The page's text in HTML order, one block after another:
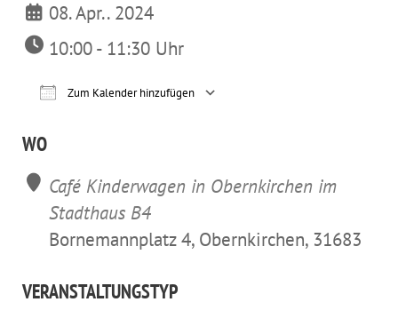
08. Apr.. 2024
10:00 - 11:30 Uhr
Zum Kalender hinzufügen
WO
Café Kinderwagen in Obernkirchen im
Stadthaus B4
Bornemannplatz 4, Obernkirchen, 31683
VERANSTALTUNGSTYP